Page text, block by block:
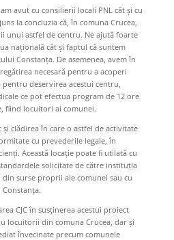
avut cu consilierii locali PNL cât și cu
la concluzia că, în comuna Crucea,
unui astfel de centru. Ne ajută foarte
națională cât și faptul că suntem
Constanța. De asemenea, avem în
necesară pentru a acoperi
deservirea acestui centru,
ce pot efectua program de 12 ore
fiind locuitori ai comunei.
clădirea în care o astfel de activitate
cu prevederile legale, în
Această locație poate fi utilată cu
solicitate de către instituția
surse proprii ale comunei sau cu
CJC în susținerea acestui proiect
locuitorii din comuna Crucea, dar și
învecinate precum comunele